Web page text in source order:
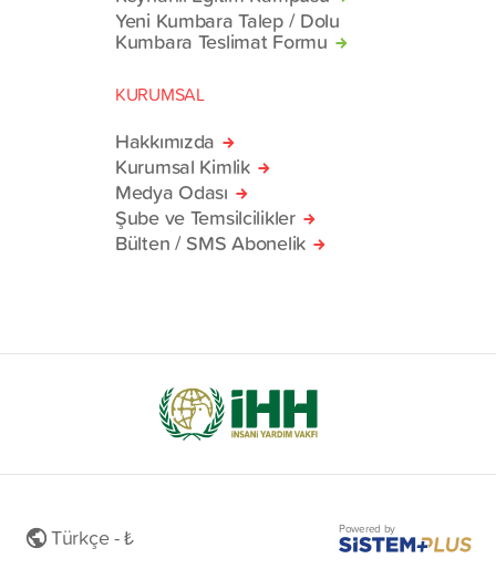
Yeni Kumbara Talep / Dolu
Kumbara Teslimat Formu
KURUMSAL
Hakkımızda
Kurumsal Kimlik
Medya Odası
Şube ve Temsilcilikler
Bülten / SMS Abonelik
Türkçe - ₺ Powered by